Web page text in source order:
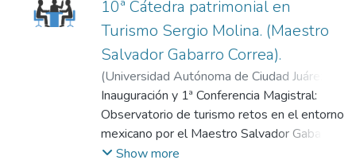
Administración (ICSA) de la Universidad
Autónoma de Ciudad Juárez, 7 de
noviembre del 2018. Presentacion de
videos cortos y objetivos para diferentes
encuentros de mercado del turismo.
10ª Cátedra patrimonial en
Turismo Sergio Molina. (Maestro
Salvador Gabarro Correa).
(Universidad Autónoma de Ciudad Juárez
2018-11-07) Universidad Autónoma de
Ciudad Juárez.
Inauguración y 1ª Conferencia Magistral:
Observatorio de turismo retos en el entorno
mexicano por el Maestro Salvador Gabarro
Correa.
Show more